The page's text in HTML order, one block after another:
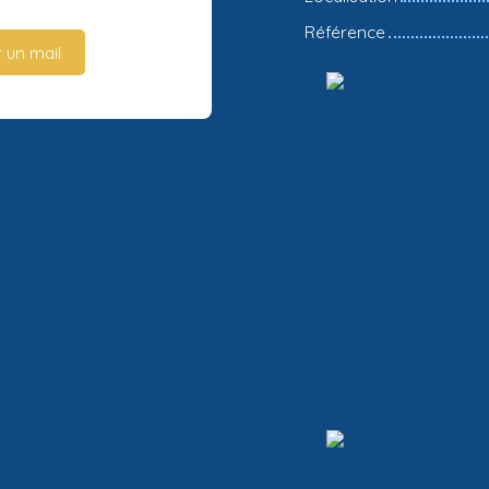
un mail
Référence